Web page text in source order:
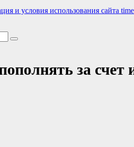
и условия использования сайта
за счет